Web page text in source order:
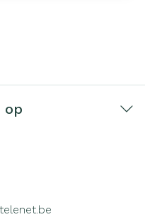
op
telenet.be